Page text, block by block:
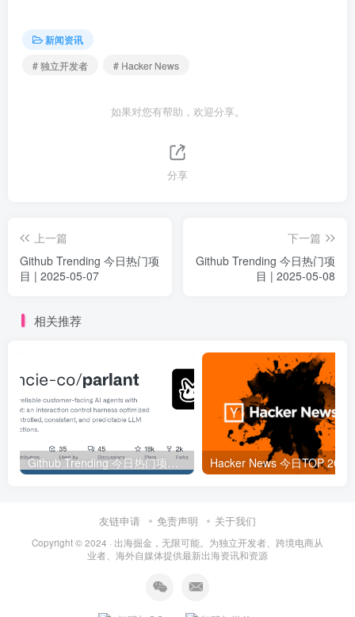
新闻资讯
# 独立开发者
# Hacker News
如果对您有帮助，欢迎分享。
分享
上一篇
Github Trending 今日热门项
目 | 2025-05-07
下一篇
Github Trending 今日热门项
目 | 2025-05-08
相关推荐
Github Trending 今日热门项目 | 2025-09-06
友链申请 免责声明 关于我们
Copyright © 2024 · 出海掘金，无限可能。为独立开发者、跨境电商从
业者、海外自媒体提供最新出海资讯和资源